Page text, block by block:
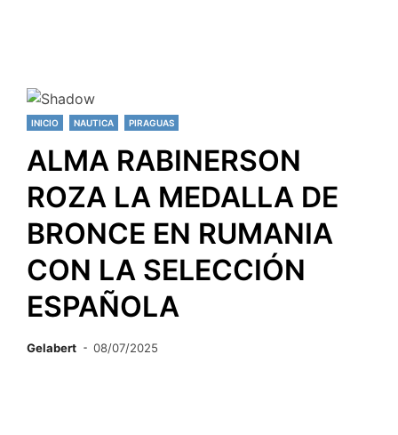
INICIO NAUTICA PIRAGUAS
ALMA RABINERSON
ROZA LA MEDALLA DE
BRONCE EN RUMANIA
CON LA SELECCIÓN
ESPAÑOLA
Gelabert 08/07/2025